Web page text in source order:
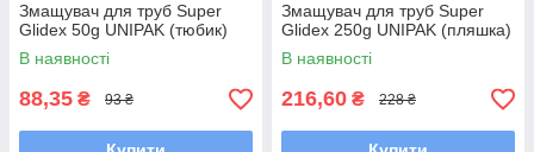
Змащувач для труб Super
Glidex 50g UNIPAK (тюбик)
В наявності
88,35 ₴ 93 ₴
Змащувач для труб Super
Glidex 250g UNIPAK (пляшка)
В наявності
216,60 ₴ 228 ₴